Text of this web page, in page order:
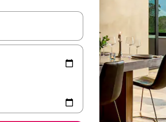
sind, navigiere mit den Pfeiltasten nach oben